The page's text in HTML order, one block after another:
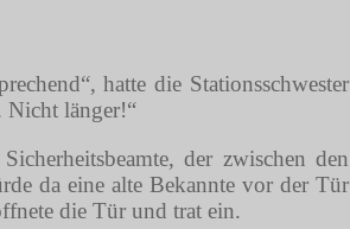
hatte die Stationsschwester
Nicht länger!“
der zwischen den
da eine alte Bekannte vor der Tür
die Tür und trat ein.